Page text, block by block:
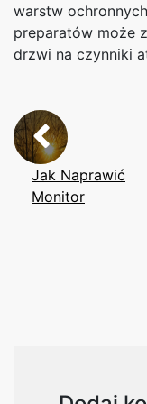
warstw
preparatów może
drzwi na czynniki
Jak Naprawić
Monitor